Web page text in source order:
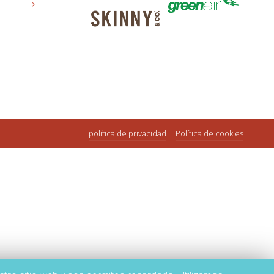
política de privacidad Política de cookies